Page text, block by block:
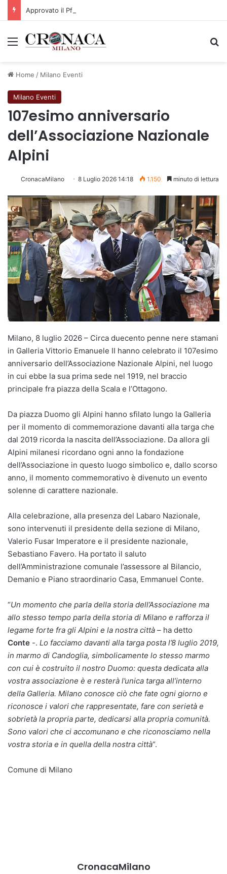
Menu
Home / Milano Eventi
Milano Eventi
107esimo anniversario
dell’Associazione Nazionale
Alpini
CronacaMilano 8 Luglio 2026 14:18 1.150 minuto di lettura
Milano, 8 luglio 2026 – Circa duecento penne nere stamani
in Galleria Vittorio Emanuele II hanno celebrato il 107esimo
anniversario dell’Associazione Nazionale Alpini, nel luogo
in cui ebbe la sua prima sede nel 1919, nel braccio
principale fra piazza della Scala e l’Ottagono.
Da piazza Duomo gli Alpini hanno sfilato lungo la Galleria
per il momento di commemorazione davanti alla targa che
dal 2019 ricorda la nascita dell’Associazione. Da allora gli
Alpini milanesi ricordano ogni anno la fondazione
dell’Associazione in questo luogo simbolico e, dallo scorso
anno, il momento commemorativo è divenuto un evento
solenne di carattere nazionale.
Alla celebrazione, alla presenza del Labaro Nazionale,
sono intervenuti il presidente della sezione di Milano,
Valerio Fusar Imperatore e il presidente nazionale,
Sebastiano Favero. Ha portato il saluto
dell’Amministrazione comunale l’assessore al Bilancio,
Demanio e Piano straordinario Casa, Emmanuel Conte.
“Un momento che parla della storia dell’Associazione ma
allo stesso tempo parla della storia di Milano e rafforza il
legame forte fra gli Alpini e la nostra città – ha detto
Conte -. Lo facciamo davanti alla targa posta l’8 luglio 2019,
in marmo di Candoglia, simbolicamente lo stesso marmo
con cui è costruito il nostro Duomo: questa dedicata alla
vostra associazione è e resterà l’unica targa all’interno
della Galleria. Milano conosce ciò che fate ogni giorno e
riconosce i valori che rappresentate, fare con serietà e
sobrietà la propria parte, dedicarsi alla propria comunità.
Sono valori che ci accomunano e che riconosciamo nella
vostra storia e in quella della nostra città“.
Comune di Milano
CronacaMilano